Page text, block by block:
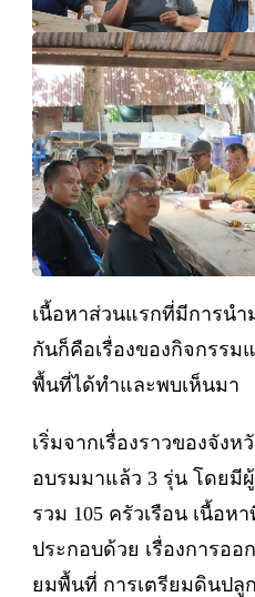
เนื้อหาส่วนแรกที่มีการนำ
กันก็คือเรื่องของกิจกรร
พื้นที่ได้ทำและพบเห็นมา
เริ่มจากเรื่องราวของจัง
อบรมมาแล้ว 3 รุ่น โดยมี
รวม 105 ครัวเรือน เนื้อ
ประกอบด้วย เรื่องการออ
ยมพื้นที่ การเตรียมดินปลู